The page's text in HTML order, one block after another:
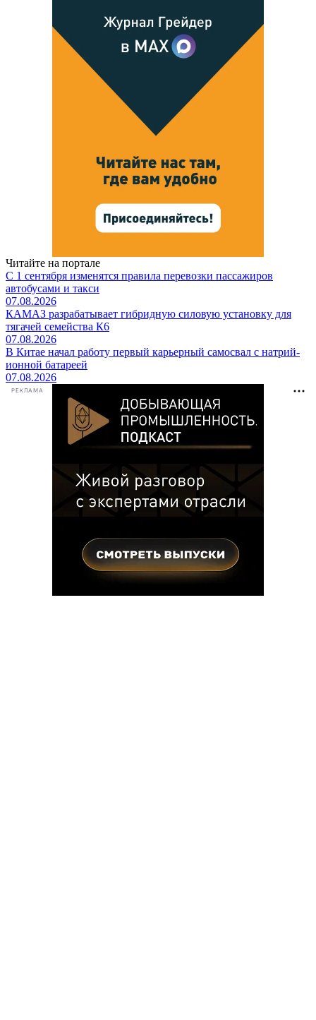
Читайте на портале
С 1 сентября изменятся правила перевозки пассажиров
автобусами и такси
07.08.2026
КАМАЗ разрабатывает гибридную силовую установку для
тягачей семейства К6
07.08.2026
В Китае начал работу первый карьерный самосвал с натрий-
ионной батареей
07.08.2026
РЕКЛАМА